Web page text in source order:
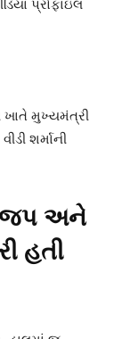
પ્રોફાઇલ
મુખ્યમંત્રી
શર્માની
અને
હતી